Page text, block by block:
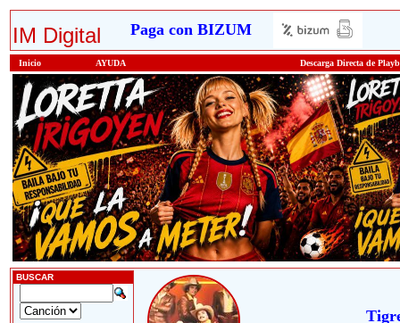
IM Digital Paga con BIZUM
Inicio AYUDA Descarga Directa de
BUSCAR